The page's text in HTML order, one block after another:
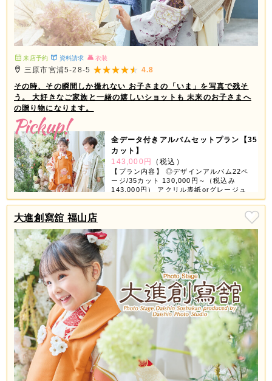
来店予約 資料請求 衣装
三原市宮浦5-28-5
4.8
その時、その瞬間しか撮れない お子さまの「いま」を写真で残そ
う。 大好きなご家族と一緒の嬉しいショットも 未来のお子さまへ
の贈り物になります。
全データ付きアルバムセットプラン【35
カット】
143,000円
（税込）
【プラン内容】 ◎デザインアルバム22ペ
ージ/35カット 130,000円～（税込み
143,000円） アクリル表紙orグレージュ
表紙orちりめん表紙が選べちゃう！ 【デ
付き 【商品グッズ】 ◎6つの中から3つ選
フレーム（大・小2個） ③ホワイトフレー
ム（4コマ） ④フォトブロック（4個） ⑤
タテフレーム（大・小2個） ⑥A3プリン
ト 2ページ3カット追加で11,000円（税込
み12,100円） ※全データ付きアルバムセ
ットはお一人様写し対象です。
大進創寫舘 福山店